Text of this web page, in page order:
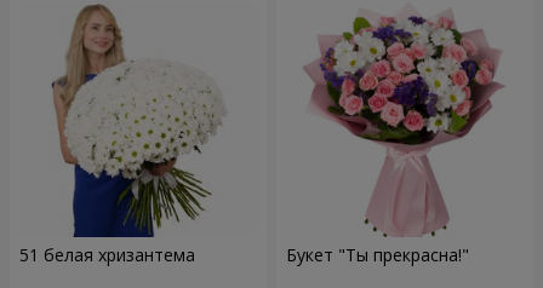
51 белая хризантема Букет "Ты прекрасна!"